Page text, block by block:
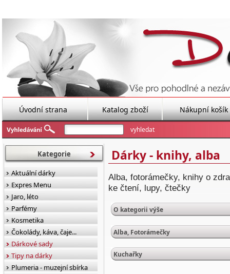
Úvodní strana Katalog zboží Nákupní košík
Dárky - knihy, alba
Alba, fotorámečky, knihy o
ke čtení, lupy, čtečky
O kategorii výše
Alba, Fotorámečky
Kuchařky
Kategorie
Aktuální dárky
Expres Menu
Jaro, léto
Parfémy
Kosmetika
Čokolády, káva, čaje...
Dárkové sady
Tipy na dárky
Plumeria - muzejní sbírka